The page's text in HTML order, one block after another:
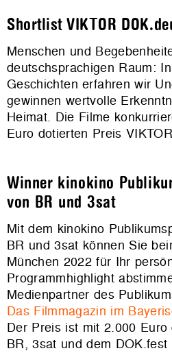
Shortlist VIKTOR
Menschen und
deutschsprachigen Raum:
Geschichten erfahren wir
gewinnen wertvolle
Heimat. Die Filme
Euro dotierten Preis
Winner kinokino
von BR und 3sat
Mit dem kinokino
BR und 3sat können Sie
München 2022 für Ihr
Programmhighlight
Medienpartner des
Das Filmmagazin im
Der Preis ist mit 2.000
BR, 3sat und dem DOK.fest